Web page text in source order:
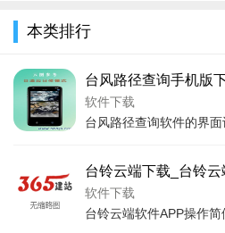
风路径查询软件能够为更多用户带
体验。
本类排行
台风路径查询手机版
询安卓版下载
软件下载
台铃云端下载_台铃
软件下载